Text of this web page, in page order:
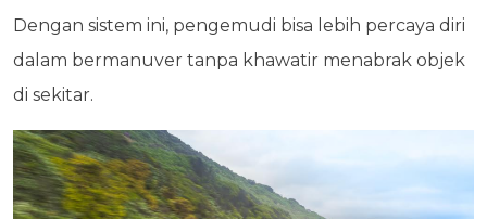
Dengan sistem ini, pengemudi bisa lebih percaya diri
dalam bermanuver tanpa khawatir menabrak objek
di sekitar.